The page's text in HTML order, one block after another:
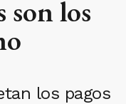
son los
los pagos